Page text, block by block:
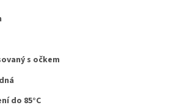
s očkem
do 85°C